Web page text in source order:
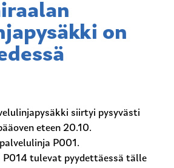
on
siirtyi pysyvästi
eteen 20.10.
P001.
P014 tulevat pyydettäessä tälle